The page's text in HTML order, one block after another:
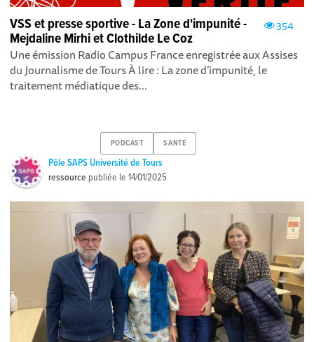
354
VSS et presse sportive - La Zone d'impunité -
Mejdaline Mirhi et Clothilde Le Coz
Une émission Radio Campus France enregistrée aux Assises
du Journalisme de Tours À lire : La zone d’impunité, le
traitement médiatique des...
PODCAST SANTE
Pôle SAPS Université de Tours
ressource publiée le14/01/2025